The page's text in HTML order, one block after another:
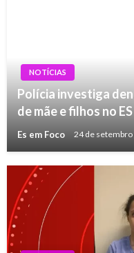
NOTÍCIAS
Polícia investiga
de mãe e filhos no ES
Es em Foco 24 de